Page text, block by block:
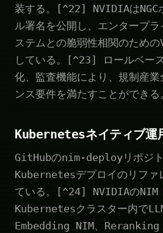
装する。[^22] NVIDIAはNGC
ル署名を公開し、エンタープ
ステムとの脆弱性相関のため
している。[^23] ロールベー
化、監査機能により、規制産
ンス要件を満たすことができる
Kubernetesネイティブ運
GitHubのnim-deployリポジ
Kubernetesデプロイのリファ
ている。[^24] NVIDIAの
Kubernetesクラスター内で
Embedding NIM、Reranking